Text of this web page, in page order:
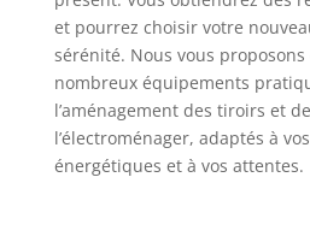
et pourrez choisir votre
sérénité. Nous vous
nombreux équipements
l’aménagement des tiroirs et
l’électroménager, adaptés à
énergétiques et à vos attentes.